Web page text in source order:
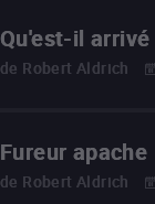
Qu'est-il
de Robert Aldrich
Fureur apache
de Robert Aldrich